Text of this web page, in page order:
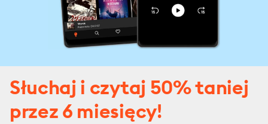
Słuchaj i czytaj 50% taniej
przez 6 miesięcy!